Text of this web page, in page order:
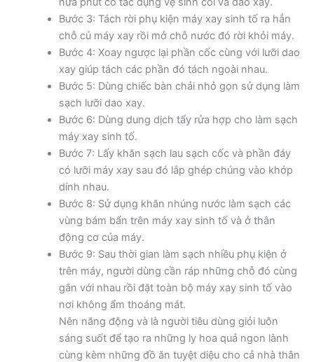
Bước 3: Tách rời phụ kiện máy xay sinh tố ra hẳn
chỗ củ máy xay rồi mở chỗ nước đó rời khỏi máy.
Bước 4: Xoay ngược lại phần cốc cùng với lưỡi dao
xay giúp tách các phần đó tách ngoài nhau.
Bước 5: Dùng chiếc bàn chải nhỏ gọn sử dụng làm
sạch lưỡi dao xay.
Bước 6: Dùng dung dịch tẩy rửa hợp cho làm sạch
máy xay sinh tố.
Bước 7: Lấy khăn sạch lau sạch cốc và phần đáy
có lưỡi máy xay sau đó lắp ghép chúng vào khớp
dính nhau.
Bước 8: Sử dụng khăn nhúng nước làm sạch các
vùng bám bẩn trên máy xay sinh tố và ở thân
động cơ của máy.
Bước 9: Sau thời gian làm sạch nhiều phụ kiện ở
trên máy, người dùng cần ráp những chỗ đó cùng
gắn với nhau rồi đặt toàn bộ máy xay sinh tố vào
nơi không ẩm thoáng mát.
Nên năng động và là người tiêu dùng giỏi luôn
sáng suốt để tạo ra những ly hoa quả ngon lành
cùng kèm những đồ ăn tuyệt diệu cho cả nhà thân